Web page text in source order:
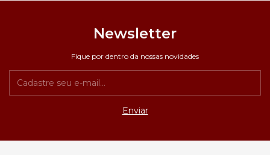
Newsletter
Fique por dentro da nossas novidades